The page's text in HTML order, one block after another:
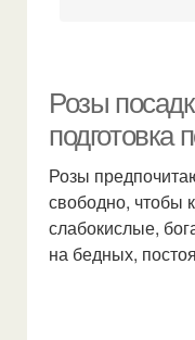
Розы
подготовка
Розы
свободно, чтобы
слабокислые,
на бедных,